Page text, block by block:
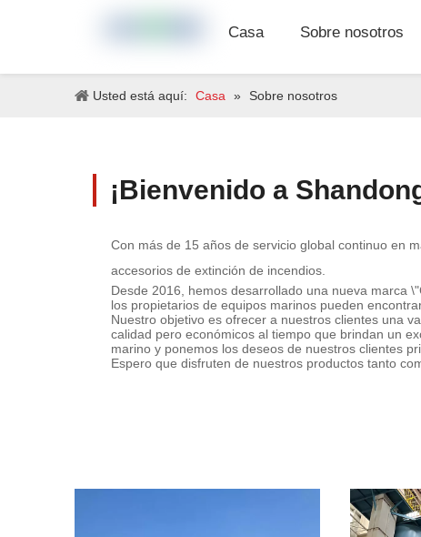
Casa Sobre nosotros
Usted está aquí: Casa » Sobre nosotros
¡Bienvenido a
Con más de 15 años de servicio global continuo en
accesorios de extinción de incendios.
Desde 2016, hemos desarrollado una nueva marca
los propietarios de equipos marinos pueden
Nuestro objetivo es ofrecer a nuestros clientes una
calidad pero económicos al tiempo que brindan un
marino y ponemos los deseos de nuestros clientes
Espero que disfruten de nuestros productos tanto